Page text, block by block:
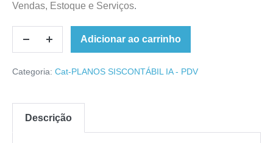
Vendas, Estoque e Serviços.
Adicionar ao carrinho
Categoria: Cat-PLANOS SISCONTÁBIL IA - PDV
Descrição